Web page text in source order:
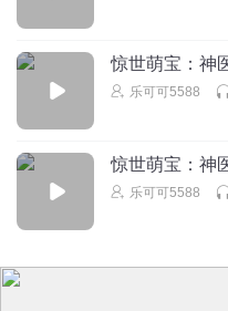
惊世萌宝：神
乐可可5588
惊世萌宝：神
乐可可5588